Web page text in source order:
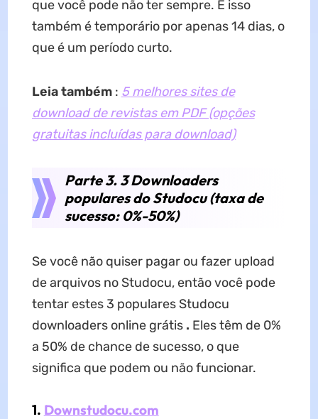
que você pode não ter sempre. E isso
também é temporário por apenas 14 dias, o
que é um período curto.
Leia também: 5 melhores sites de
download de revistas em PDF (opções
gratuitas incluídas para download)
Parte 3. 3 Downloaders
populares do Studocu (taxa de
sucesso: 0%-50%)
Se você não quiser pagar ou fazer upload
de arquivos no Studocu, então você pode
tentar estes 3 populares Studocu
downloaders online grátis . Eles têm de 0%
a 50% de chance de sucesso, o que
significa que podem ou não funcionar.
1. Downstudocu.com